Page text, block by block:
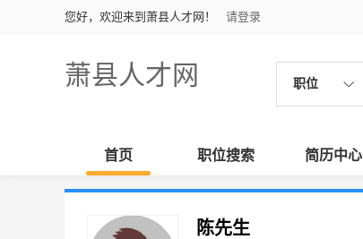
您好，欢迎来到萧县人才网！ 请登录
萧县人才网 职位
首页 职位搜索 简历中心
陈先生